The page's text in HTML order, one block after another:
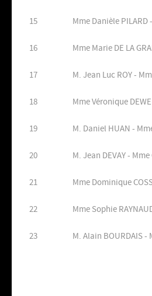
15 Mme Danièle PILARD
16 Mme Marie DE LA
17 M. Jean Luc ROY -
18 Mme Véronique
19 M. Daniel HUAN -
20 M. Jean DEVAY - Mme
21 Mme Dominique
22 Mme Sophie
23 M. Alain BOURDAIS -